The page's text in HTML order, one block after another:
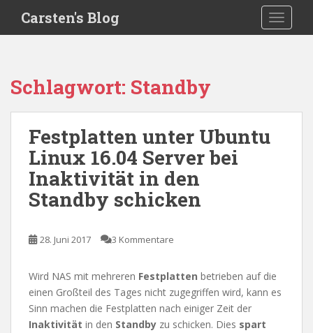
i
Carsten's Blog
Schlagwort: Standby
Festplatten unter Ubuntu
Linux 16.04 Server bei
Inaktivität in den
Standby schicken
28. Juni 2017 3 Kommentare
Wird NAS mit mehreren Festplatten betrieben auf die
einen Großteil des Tages nicht zugegriffen wird, kann es
Sinn machen die Festplatten nach einiger Zeit der
Inaktivität in den Standby zu schicken. Dies spart